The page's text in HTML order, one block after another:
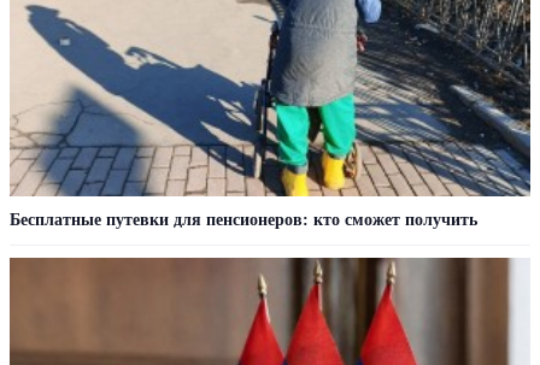
Бесплатные путевки для пенсионеров: кто сможет получить